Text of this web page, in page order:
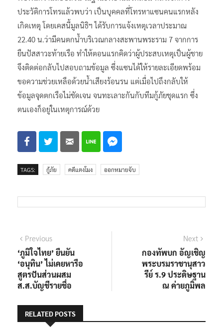
ประวัติการโทรแล้วพบว่า เป็นบุคคลที่โทรหาแซนคนแรกหลัง
เกิดเหตุ โดยเคสนี้มูลนิธิฯ ได้รับการแจ้งเหตุเวลาประมาณ
22.40 น.ว่ามีคนตกน้ำบริเวณกลางสะพานพระราม 7 จากการ
ยืนปัสสาวะท้ายเรือ ทำให้ตอนแรกคิดว่าผู้ประสบเหตุเป็นผู้ชาย
จึงติดต่อกลับไปสอบถามข้อมูล ซึ่งแซนได้ให้รายละเอียดพร้อม
ขอความช่วยเหลือด้วยน้ำเสียงร้อนรน แต่เมื่อไปถึงกลับให้
ข้อมูลจุดตกเรือไม่ชัดเจน จนทะเลาะกันกับทีมกู้ภัยชุดแรก ซึ่ง
ตนเองก็อยู่ในเหตุการณ์ด้วย
TAGS: กู้ภัย คดีแตงโมง ออกหมายจับ
แนะแนว
เรื่อง
PreviousPrevious
post:
‘ภูมิใจไทย’ ยืนยัน
‘อนุทิน’ ไม่เคยหารือ
สูตรปันส่วนผสม
ส.ส.บัญชีรายชื่อ
Next
กองทัพบก อัญเชิญ
พระบรมราชานุสาว
รีย์ ร.9 ประดิษฐาน
ณ ค่ายภูมิพล
RELATED POSTS